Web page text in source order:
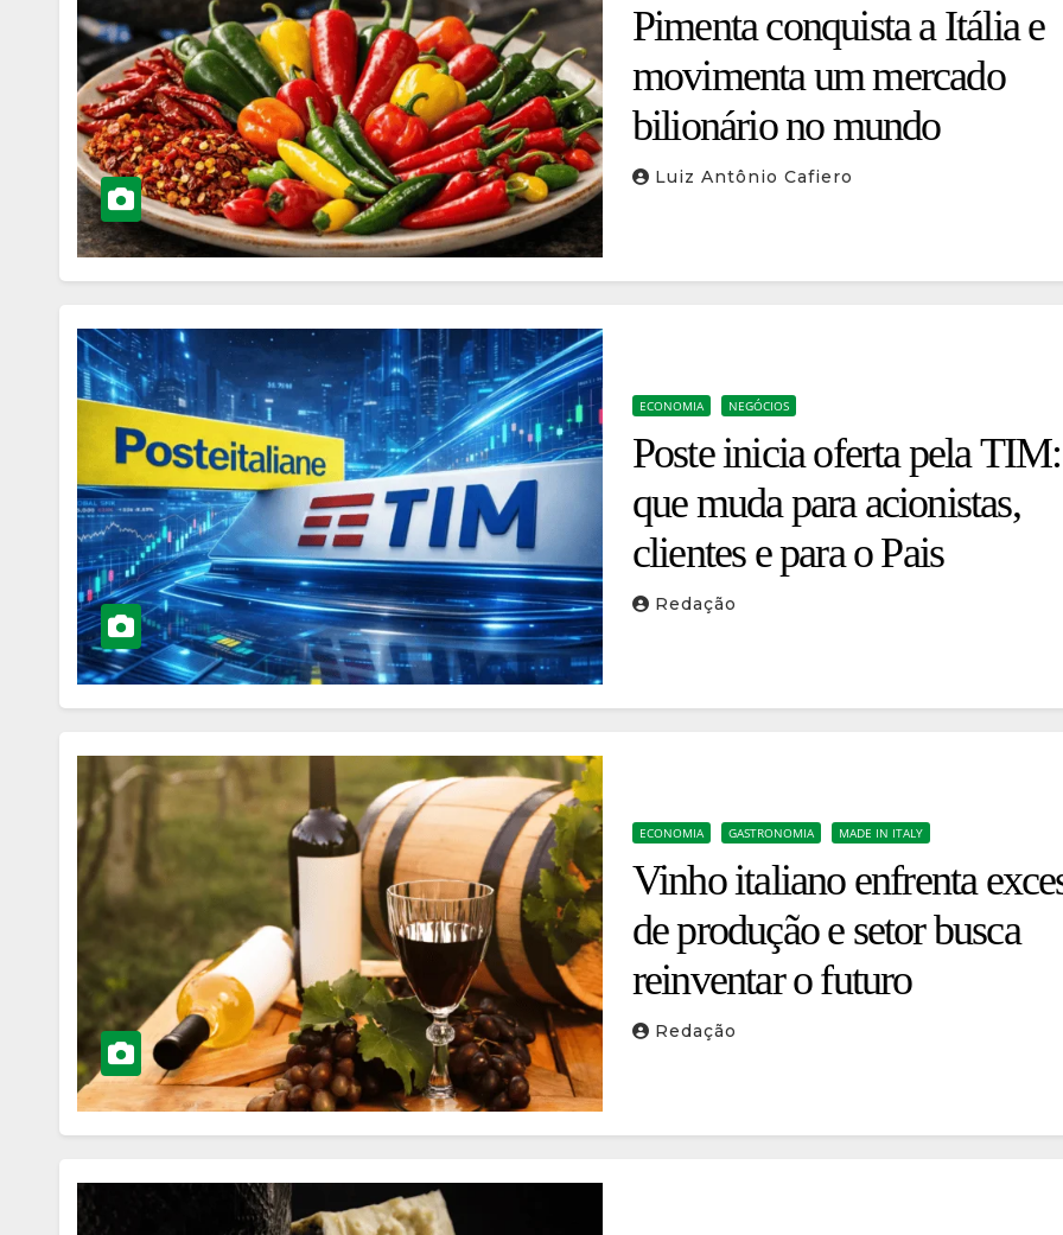
Pimenta conquista a Itália e
movimenta um mercado
bilionário no mundo
Luiz Antônio Cafiero
ECONOMIA NEGÓCIOS
Poste inicia oferta pela
que muda para acionistas,
clientes e para o Pais
Redação
ECONOMIA GASTRONOMIA MADE IN ITALY
Vinho italiano enfrenta
de produção e setor busca
reinventar o futuro
Redação